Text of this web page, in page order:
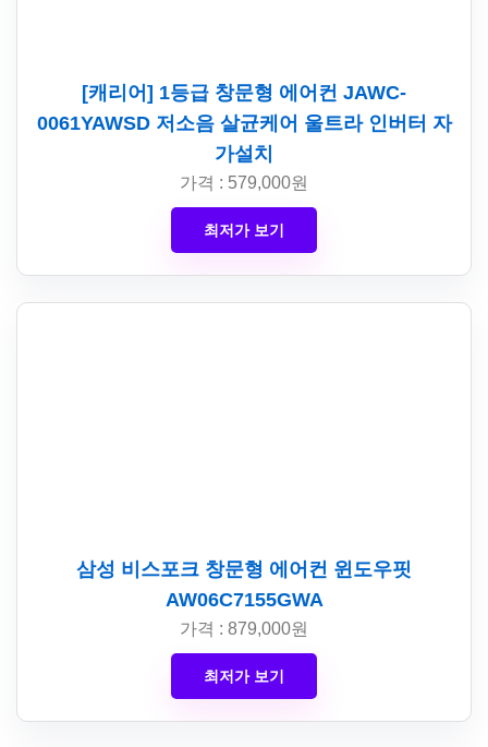
[캐리어] 1등급 창문형 에어컨 JAWC-
0061YAWSD 저소음 살균케어 울트라 인버터 자
가설치
가격 : 579,000원
최저가 보기
삼성 비스포크 창문형 에어컨 윈도우핏
AW06C7155GWA
가격 : 879,000원
최저가 보기